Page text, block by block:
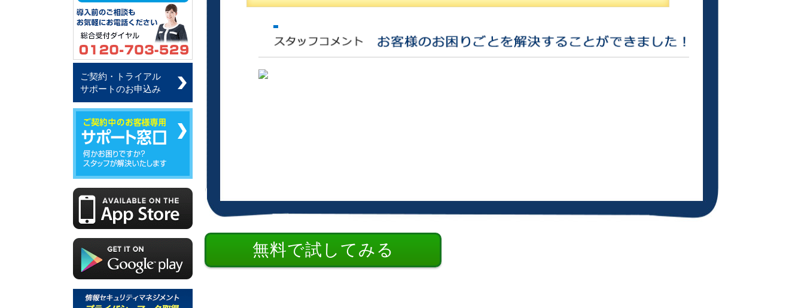
無料で試してみる
ご契約・トライアル
サポートのお申込み